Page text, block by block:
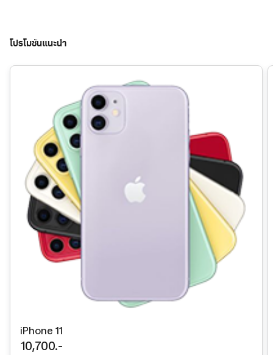
โปรโมชันแนะนำ
iPhone 11
10,700.-